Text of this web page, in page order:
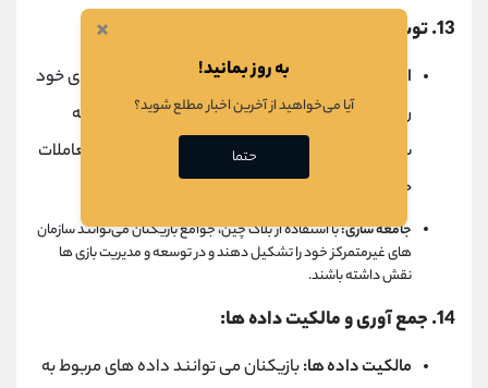
13. توسعه بازی ‌های تعاملی و اجتماعی:
ارتباطات بین بازی ‌ها:بازیکنان می ‌توانند دارایی‌ های خود
را بین بازی ‌های مختلف که روی یک بلاک چین مشابه
ساخته شده‌اند، منتقل کنند. این امر باعث ایجاد تعاملات
جدید و جذاب بین بازی ‌ها می ‌شود.
جامعه ‌سازی:با استفاده از بلاک چین، جوامع بازیکنان می‌توانند سازمان
‌های غیرمتمرکز خود را تشکیل دهند و در توسعه و مدیریت بازی ‌ها
نقش داشته باشند.
14. جمع ‌آوری و مالکیت داده ‌ها:
مالکیت داده ‌ها:بازیکنان می ‌توانند داده ‌های مربوط به
×
به روز بمانید!
آیا می‌خواهید از آخرین اخبار مطلع شوید؟
حتما